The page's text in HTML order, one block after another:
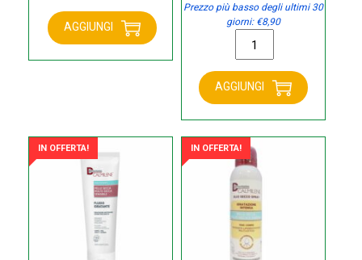
Dermasensitive
latte
AGGIUNGI
prezzo
originale
era:
prezzo
Prezzo più basso degli ultimi 30
giorni: €8,90
Dermovitamina
crema
mani
75
quantità
AGGIUNGI
IN OFFERTA! IN OFFERTA!